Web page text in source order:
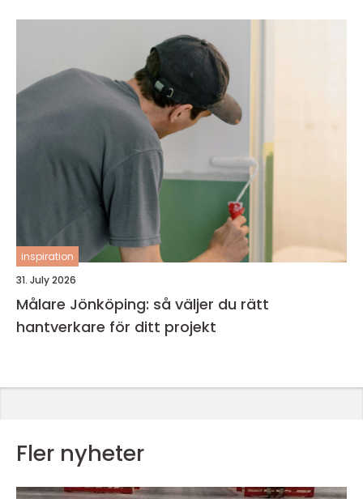
inspiration
31. July 2026
Målare Jönköping: så väljer du rätt
hantverkare för ditt projekt
Fler nyheter